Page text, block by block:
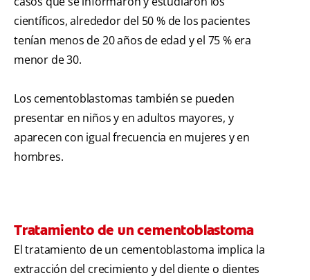
científicos, alrededor del 50 % de los pacientes
tenían menos de 20 años de edad y el 75 % era
menor de 30.
Los cementoblastomas también se pueden
presentar en niños y en adultos mayores, y
aparecen con igual frecuencia en mujeres y en
hombres.
Tratamiento de un cementoblastoma
El tratamiento de un cementoblastoma implica la
extracción del crecimiento y del diente o dientes